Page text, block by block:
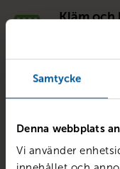
Samtycke
Denna webbplats
Vi använder
Kläm och
Testa våra
och välj det
Vi finns
och i butik.
av produkt